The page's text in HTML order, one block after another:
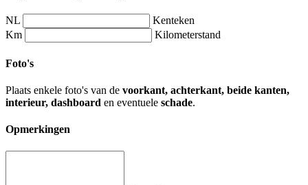
NL
Kenteken
Km
Kilometerstand
Foto's
Plaats enkele foto's van de voorkant, achterkant, beide kanten,
interieur, dashboard en eventuele schade.
Opmerkingen